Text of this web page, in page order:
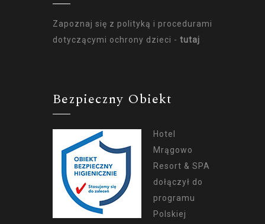
Zapoznaj się z polityką i procedurami
dotyczącymi ochrony dzieci - tutaj
Bezpieczny Obiekt
Hotel
Mrągowo
Resort & SPA
dołączył do
programu
Polskiej